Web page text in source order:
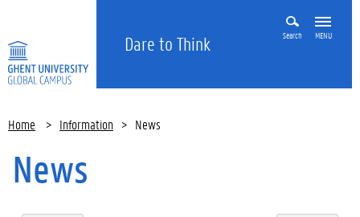
Dare to Think Search MENU
Home > Information > News
News